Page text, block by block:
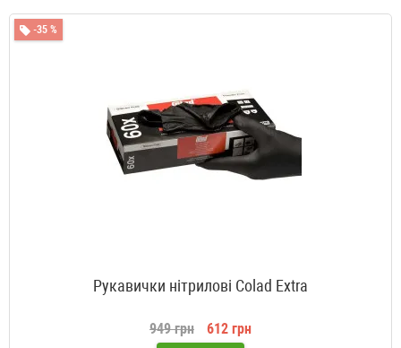
-35 %
Рукавички нітрилові Colad Extra
949 грн 612 грн